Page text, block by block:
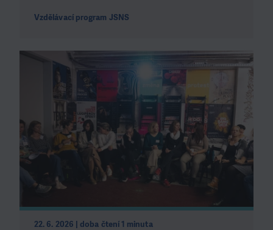
Vzdělávací program JSNS
22. 6. 2026 | doba čtení 1 minuta